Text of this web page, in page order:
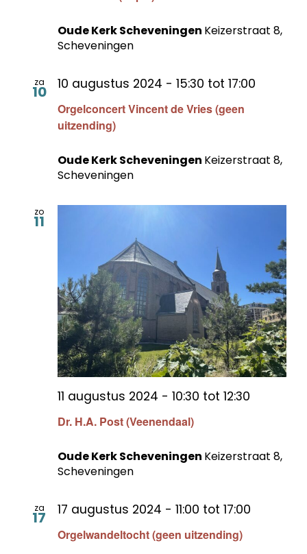
Oude Kerk Scheveningen Keizerstraat 8,
Scheveningen
za
10
Orgelconcert Vincent de Vries (geen
uitzending)
10 augustus 2024 - 15:30 tot 17:00
Oude Kerk Scheveningen Keizerstraat 8,
Scheveningen
zo
11
Dr. H.A. Post (Veenendaal)
11 augustus 2024 - 10:30 tot 12:30
Oude Kerk Scheveningen Keizerstraat 8,
Scheveningen
za
17
Orgelwandeltocht (geen uitzending)
17 augustus 2024 - 11:00 tot 17:00